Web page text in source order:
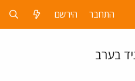
התחבר הירשם
בערב